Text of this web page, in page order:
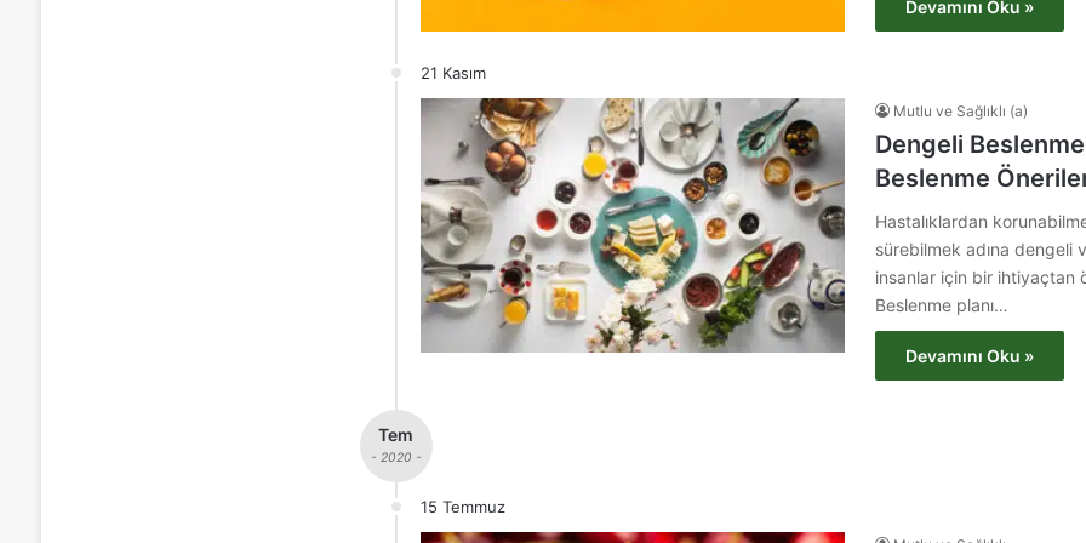
Devamını Oku »
21 Kasım
Mutlu ve Sağlıklı (a)
Dengeli
Beslenme
Hastalıklardan
sürebilmek adına dengeli
insanlar için bir ihtiyaçtan
Beslenme planı…
Devamını Oku »
Tem
- 2020 -
15 Temmuz